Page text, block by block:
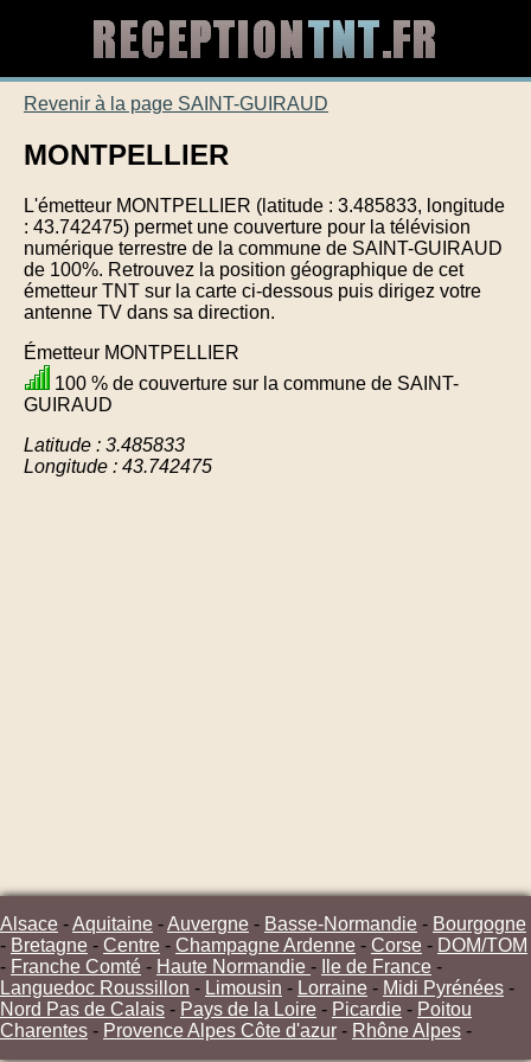
Revenir à la page SAINT-GUIRAUD
MONTPELLIER
L'émetteur MONTPELLIER (latitude : 3.485833, longitude
: 43.742475) permet une couverture pour la télévision
numérique terrestre de la commune de SAINT-GUIRAUD
de 100%. Retrouvez la position géographique de cet
émetteur TNT sur la carte ci-dessous puis dirigez votre
antenne TV dans sa direction.
Émetteur MONTPELLIER
100 % de couverture sur la commune de SAINT-
GUIRAUD
Latitude : 3.485833
Longitude : 43.742475
Alsace -Aquitaine -Auvergne - Basse-Normandie - Bourgogne
- Bretagne - Centre - Champagne Ardenne - Corse - DOM/TOM
- Franche Comté - Haute Normandie - Ile de France -
Languedoc Roussillon - Limousin - Lorraine - Midi Pyrénées -
Nord Pas de Calais - Pays de la Loire - Picardie - Poitou
Charentes - Provence Alpes Côte d'azur - Rhône Alpes -